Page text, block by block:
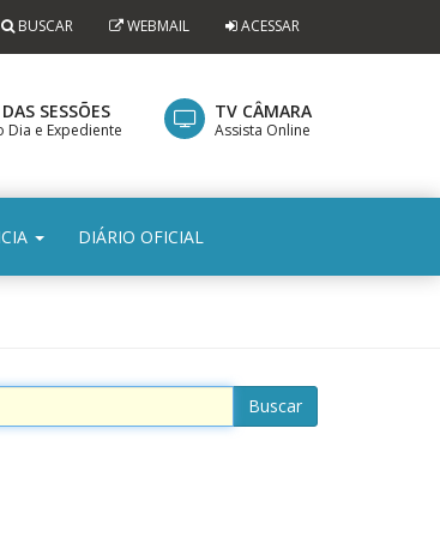
ACESSAR
WEBMAIL
BUSCAR
SESSÕES
Dia e Expediente
TV CÂMARA
Assista Online
DIÁRIO OFICIAL
Buscar